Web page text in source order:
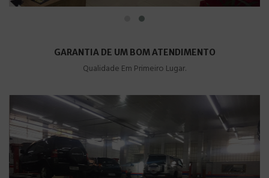
GARANTIA DE UM BOM ATENDIMENTO
Qualidade Em Primeiro Lugar.